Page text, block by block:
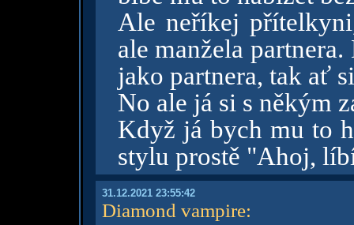
Ale neříkej
ale manžela
jako partnera, tak ať
No ale já si s někým
Když já bych mu to
stylu prostě "Ahoj,
31.12.2021 23:55:42
Diamond vampire: